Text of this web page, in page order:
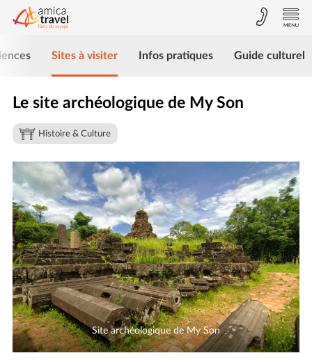
Sites à visiter Infos pratiques Guide culturel
Le site archéologique de My Son
Histoire & Culture
Site archéologique de My Son